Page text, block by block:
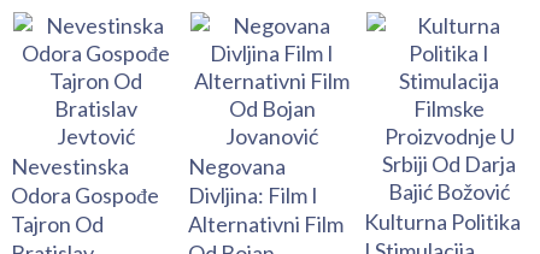
Nevestinska
Odora Gospođe
Tajron Od
Negovana
Divljina: Film I
Alternativni Film
Kulturna Politika